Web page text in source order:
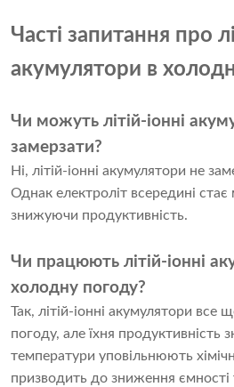
Часті запитання про
акумулятори в
Чи можуть літій-іонні
замерзати?
Ні, літій-іонні акумулятори не
Однак електроліт всередині
знижуючи продуктивність.
Чи працюють літій-іонні
холодну погоду?
Так, літій-іонні акумулятори
погоду, але їхня продуктивність
температури уповільнюють
призводить до зниження ємності